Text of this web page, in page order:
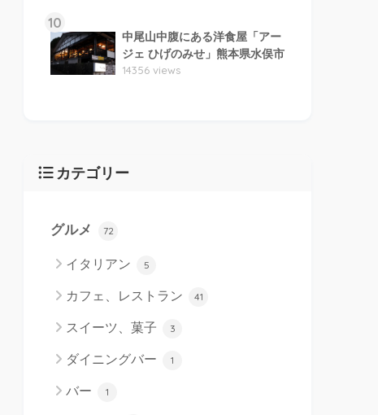
10
中尾山中腹にある洋食屋「アー
ジェ ひげのみせ」熊本県水俣市
14356 views
カテゴリー
グルメ 72
イタリアン 5
カフェ、レストラン 41
スイーツ、菓子 3
ダイニングバー 1
バー 1